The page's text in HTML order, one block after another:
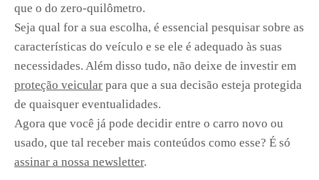
que o do zero-quilômetro.
Seja qual for a sua escolha, é essencial pesquisar sobre as
características do veículo e se ele é adequado às suas
necessidades. Além disso tudo, não deixe de investir em
proteção veicular para que a sua decisão esteja protegida
de quaisquer eventualidades.
Agora que você já pode decidir entre o carro novo ou
usado, que tal receber mais conteúdos como esse? É só
assinar a nossa newsletter.